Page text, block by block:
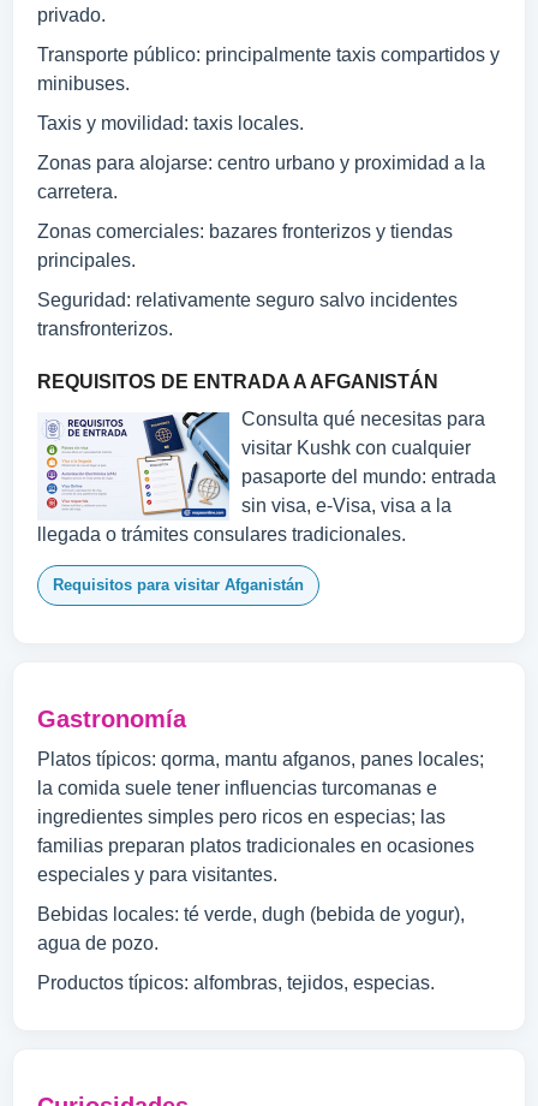
privado.
Transporte público: principalmente taxis compartidos y
minibuses.
Taxis y movilidad: taxis locales.
Zonas para alojarse: centro urbano y proximidad a la
carretera.
Zonas comerciales: bazares fronterizos y tiendas
principales.
Seguridad: relativamente seguro salvo incidentes
transfronterizos.
REQUISITOS DE ENTRADA A AFGANISTÁN
Consulta qué necesitas para
visitar Kushk con cualquier
pasaporte del mundo: entrada
sin visa, e-Visa, visa a la
llegada o trámites consulares tradicionales.
Requisitos para visitar Afganistán
Gastronomía
Platos típicos: qorma, mantu afganos, panes locales;
la comida suele tener influencias turcomanas e
ingredientes simples pero ricos en especias; las
familias preparan platos tradicionales en ocasiones
especiales y para visitantes.
Bebidas locales: té verde, dugh (bebida de yogur),
agua de pozo.
Productos típicos: alfombras, tejidos, especias.